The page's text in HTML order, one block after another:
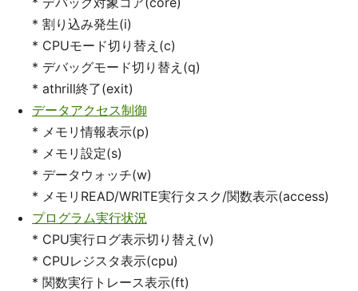
* 割り込み発生(i)
* CPUモード切り替え(c)
* デバッグモード切り替え(q)
* athrill終了(exit)
データアクセス制御
* メモリ情報表示(p)
* メモリ設定(s)
* データウォッチ(w)
* メモリREAD/WRITE実行タスク/関数表示(access)
プログラム実行状況
* CPU実行ログ表示切り替え(v)
* CPUレジスタ表示(cpu)
* 関数実行トレース表示(ft)